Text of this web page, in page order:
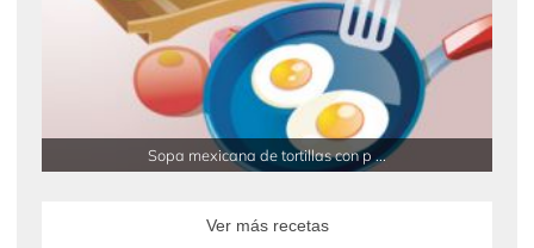
Sopa mexicana de tortillas con p ...
Ver más recetas